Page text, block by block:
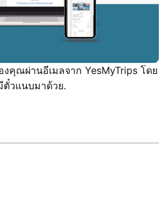
คุณผ่านอีเมลจาก YesMyTrips โดย
ตั๋วแนบมาด้วย.